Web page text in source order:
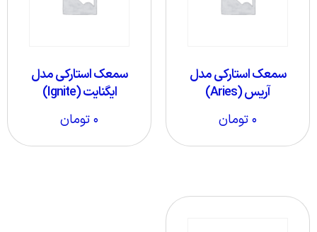
سمعک استارکی مدل
آریس (Aries)
۰تومان
سمعک استارکی مدل
ایگنایت (Ignite)
۰تومان